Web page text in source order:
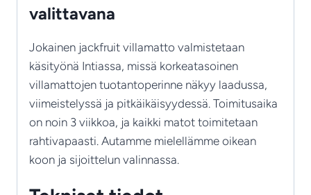
valittavana
Jokainen jackfruit villamatto valmistetaan
käsityönä Intiassa, missä korkeatasoinen
villamattojen tuotantoperinne näkyy laadussa,
viimeistelyssä ja pitkäikäisyydessä. Toimitusaika
on noin 3 viikkoa, ja kaikki matot toimitetaan
rahtivapaasti. Autamme mielellämme oikean
koon ja sijoittelun valinnassa.